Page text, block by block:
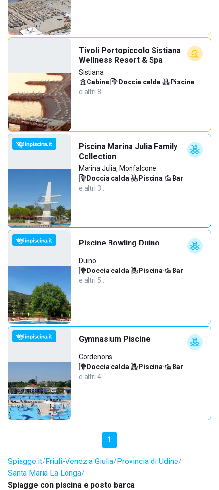
Tivoli Portopiccolo Sistiana
Wellness Resort & Spa
Sistiana
Cabine· Doccia calda· Piscina·
e altri 8…
Piscina Marina Julia Family
Collection
Marina Julia, Monfalcone
Doccia calda· Piscina· Bar·
e altri 3…
Piscine Bowling Duino
Duino
Doccia calda· Piscina· Bar·
e altri 5…
Gymnasium Piscine
Cordenons
Doccia calda· Piscina· Bar·
e altri 4…
1
Spiagge.it Friuli-Venezia Giulia Provincia di Udine
Santa Maria La Longa
Spiagge con piscina e posto barca